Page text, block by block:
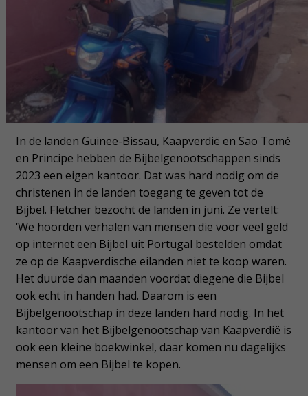
In de landen Guinee-Bissau, Kaapverdië en Sao Tomé
en Principe hebben de Bijbelgenootschappen sinds
2023 een eigen kantoor. Dat was hard nodig om de
christenen in de landen toegang te geven tot de
Bijbel. Fletcher bezocht de landen in juni. Ze vertelt:
‘We hoorden verhalen van mensen die voor veel geld
op internet een Bijbel uit Portugal bestelden omdat
ze op de Kaapverdische eilanden niet te koop waren.
Het duurde dan maanden voordat diegene die Bijbel
ook echt in handen had. Daarom is een
Bijbelgenootschap in deze landen hard nodig. In het
kantoor van het Bijbelgenootschap van Kaapverdië is
ook een kleine boekwinkel, daar komen nu dagelijks
mensen om een Bijbel te kopen.